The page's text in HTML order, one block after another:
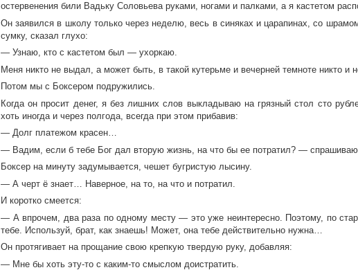
остервенения били Вадьку Соловьева руками, ногами и палками, а я кастетом
Он заявился в школу только через неделю, весь в синяках и царапинах, со
сумку, сказал глухо:
— Узнаю, кто с кастетом был — ухоркаю.
Меня никто не выдал, а может быть, в такой кутерьме и вечерней темноте никто и
Потом мы с Боксером подружились.
Когда он просит денег, я без лишних слов выкладываю на грязный стол сто
хоть иногда и через полгода, всегда при этом прибавив:
— Долг платежом красен…
— Вадим, если б тебе Бог дал вторую жизнь, на что бы ее потратил? —
Боксер на минуту задумывается, чешет бугристую лысину.
— А черт ё знает… Наверное, на то, на что и потратил.
И коротко смеется:
— А впрочем, два раза по одному месту — это уже неинтересно. Поэтому, по
тебе. Используй, брат, как знаешь! Может, она тебе действительно нужна…
Он протягивает на прощание свою крепкую твердую руку, добавляя:
— Мне бы хоть эту-то с каким-то смыслом доистратить.